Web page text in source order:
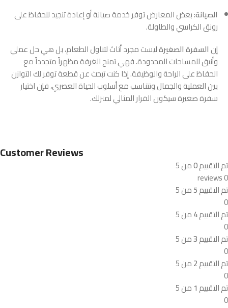
الصيانة:بعض المعارض توفر خدمة صيانة أو إعادة تنجيد للحفاظ على
رونق الكراسي والطاولة.
إن السفرة الصغيرةليست مجرد أثاث لتناول الطعام، بل هي حل عملي
وأنيق للمساحات المحدودة. فهي تمنح الغرفة مظهراً متجدداً مع
الحفاظ على الراحة والوظيفة. إذا كنت تبحث عن قطعة توفر لك التوازن
بين العملية والجمال وتتناسب مع أسلوب الحياة العصري، فإن اختيار
سفرة صغيرة سيكون القرار المثالي لمنزلك.
Customer Reviews
تم التقييم0من 5
0 reviews
تم التقييم5من 5
0
تم التقييم4من 5
0
تم التقييم3من 5
0
تم التقييم2من 5
0
تم التقييم 1 من 5
0